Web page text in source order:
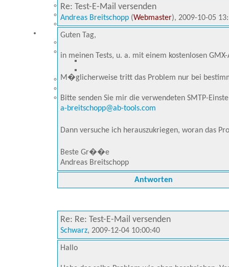
Re: Test-E-Mail versenden
Andreas Breitschopp (Webmaster), 2009-10-05
Guten Tag,
in meinen Tests, u. a. mit einem kostenlosen
M�glicherweise tritt das Problem nur bei
Bitte senden Sie mir die verwendeten SMTP-
a-breitschopp@ab-tools.com
Dann versuche ich herauszukriegen, woran das
Beste Gr��e
Andreas Breitschopp
Antworten
Re: Re: Test-E-Mail versenden
Schwarz, 2009-12-04 10:00:40
Hallo